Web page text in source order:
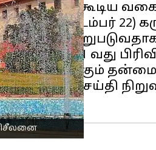
(செப்டம்பர் 22)
21 வது
செய்தி